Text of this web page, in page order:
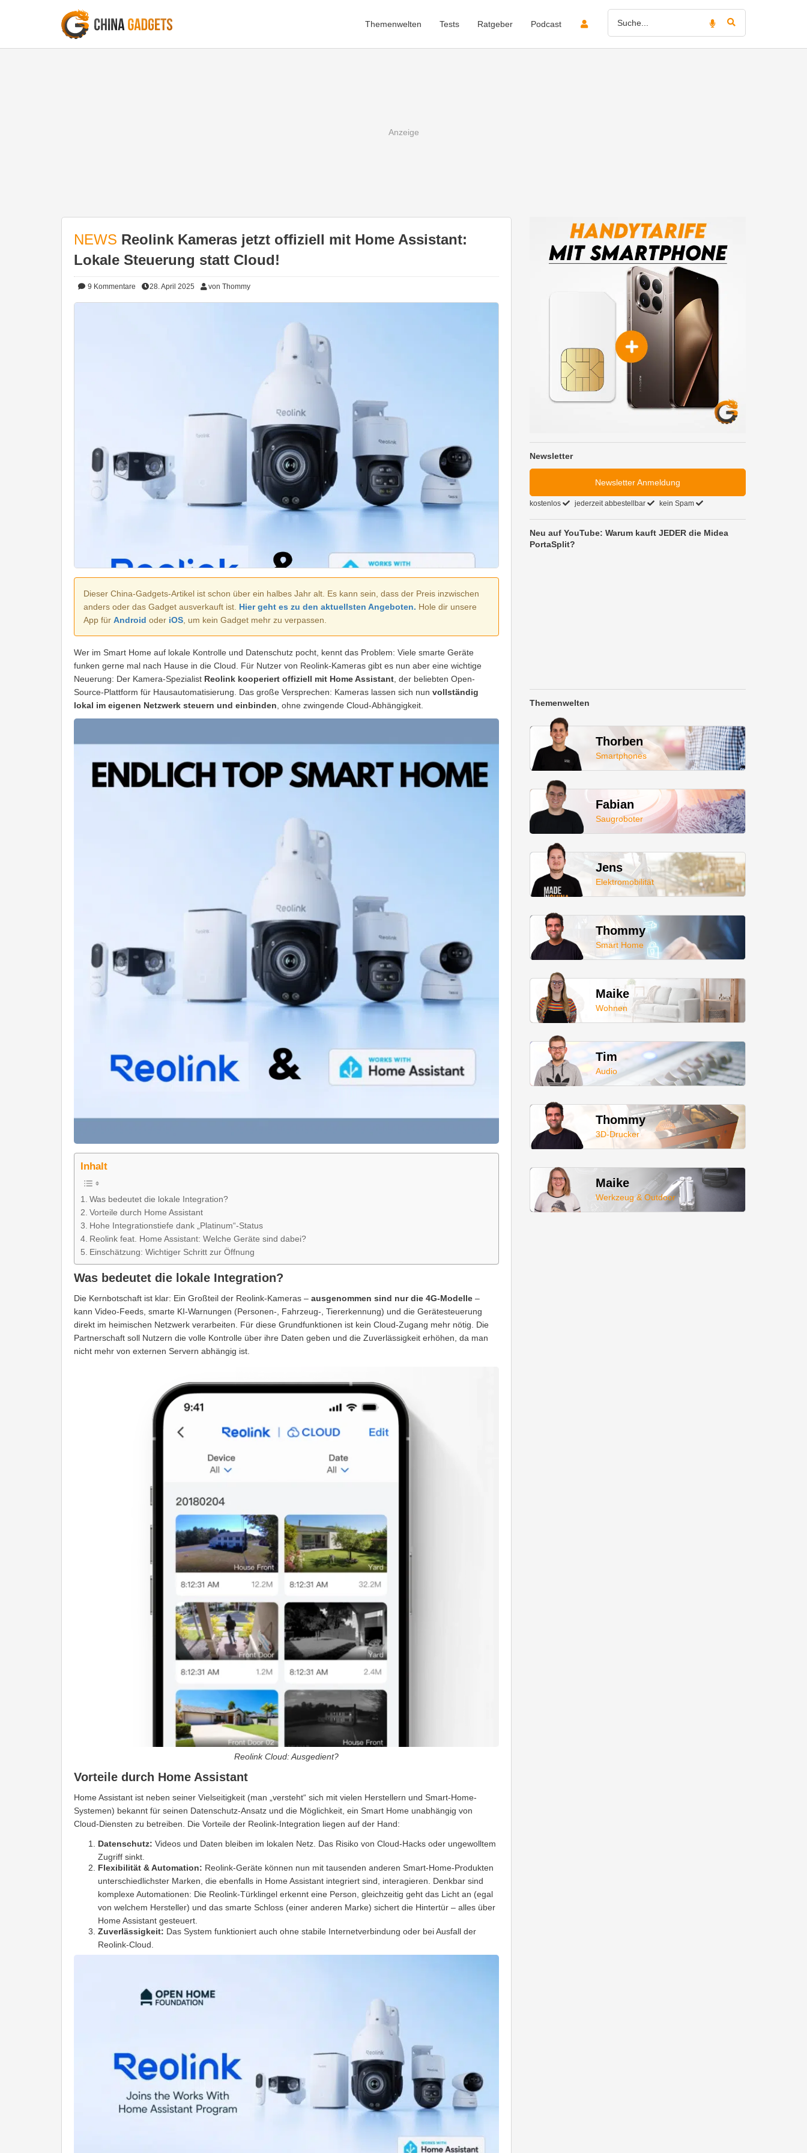
Themenwelten Tests Ratgeber Podcast
NEWS Reolink Kameras jetzt offiziell mit Home Assistant:
Lokale Steuerung statt Cloud!
9 Kommentare 28. April 2025 von Thommy
Dieser China-Gadgets-Artikel ist schon über ein halbes Jahr alt. Es kann sein, dass der Preis inzwischen
anders oder das Gadget ausverkauft ist. Hier geht es zu den aktuellsten Angeboten. Hole dir unsere
App für Android oder iOS, um kein Gadget mehr zu verpassen.
Wer im Smart Home auf lokale Kontrolle und Datenschutz pocht, kennt das Problem: Viele smarte Geräte
funken gerne mal nach Hause in die Cloud. Für Nutzer von Reolink-Kameras gibt es nun aber eine wichtige
Neuerung: Der Kamera-Spezialist Reolink kooperiert offiziell mit Home Assistant, der beliebten Open-
Source-Plattform für Hausautomatisierung. Das große Versprechen: Kameras lassen sich nun vollständig
lokal im eigenen Netzwerk steuern und einbinden, ohne zwingende Cloud-Abhängigkeit.
Inhalt
Was bedeutet die lokale Integration?
Vorteile durch Home Assistant
Hohe Integrationstiefe dank „Platinum“-Status
Reolink feat. Home Assistant: Welche Geräte sind dabei?
Einschätzung: Wichtiger Schritt zur Öffnung
Was bedeutet die lokale Integration?
Die Kernbotschaft ist klar: Ein Großteil der Reolink-Kameras – ausgenommen sind nur die 4G-Modelle –
kann Video-Feeds, smarte KI-Warnungen (Personen-, Fahrzeug-, Tiererkennung) und die Gerätesteuerung
direkt im heimischen Netzwerk verarbeiten. Für diese Grundfunktionen ist kein Cloud-Zugang mehr nötig. Die
Partnerschaft soll Nutzern die volle Kontrolle über ihre Daten geben und die Zuverlässigkeit erhöhen, da man
nicht mehr von externen Servern abhängig ist.
Reolink Cloud: Ausgedient?
Vorteile durch Home Assistant
Home Assistant ist neben seiner Vielseitigkeit (man „versteht“ sich mit vielen Herstellern und Smart-Home-
Systemen) bekannt für seinen Datenschutz-Ansatz und die Möglichkeit, ein Smart Home unabhängig von
Cloud-Diensten zu betreiben. Die Vorteile der Reolink-Integration liegen auf der Hand:
Datenschutz: Videos und Daten bleiben im lokalen Netz. Das Risiko von Cloud-Hacks oder ungewolltem
Zugriff sinkt.
Flexibilität & Automation: Reolink-Geräte können nun mit tausenden anderen Smart-Home-Produkten
unterschiedlichster Marken, die ebenfalls in Home Assistant integriert sind, interagieren. Denkbar sind
komplexe Automationen: Die Reolink-Türklingel erkennt eine Person, gleichzeitig geht das Licht an (egal
von welchem Hersteller) und das smarte Schloss (einer anderen Marke) sichert die Hintertür – alles über
Home Assistant gesteuert.
Zuverlässigkeit: Das System funktioniert auch ohne stabile Internetverbindung oder bei Ausfall der
Reolink-Cloud.
Newsletter
Newsletter Anmeldung
kostenlos jederzeit abbestellbar kein Spam
Neu auf YouTube: Warum kauft JEDER die Midea
PortaSplit?
Themenwelten
Thorben
Smartphones
Fabian
Saugroboter
Jens
Elektromobilität
Thommy
Smart Home
Maike
Wohnen
Tim
Audio
Thommy
3D-Drucker
Maike
Werkzeug & Outdoor